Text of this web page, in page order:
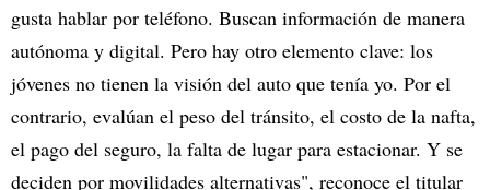
gusta hablar por teléfono. Buscan información de manera
autónoma y digital. Pero hay otro elemento clave: los
jóvenes no tienen la visión del auto que tenía yo. Por el
contrario, evalúan el peso del tránsito, el costo de la nafta,
el pago del seguro, la falta de lugar para estacionar. Y se
deciden por movilidades alternativas", reconoce el titular